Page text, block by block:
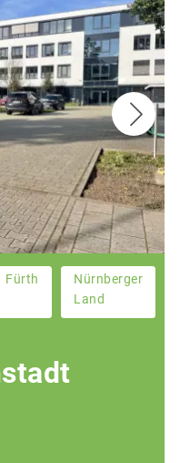
Fürth
Nürnberger
Land